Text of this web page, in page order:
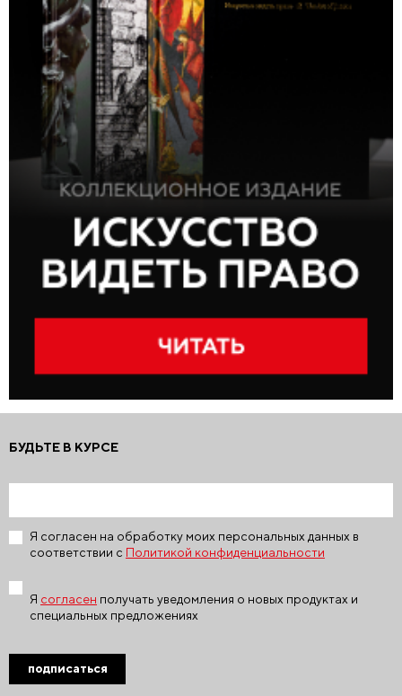
БУДЬТЕ В КУРСЕ
Я согласен на обработку моих персональных данных в
соответствии с Политикой конфиденциальности
Я согласен получать уведомления о новых продуктах и
специальных предложениях
подписаться